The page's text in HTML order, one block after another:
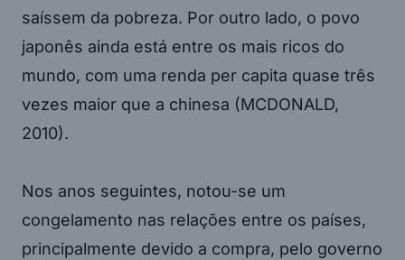
saíssem da pobreza. Por outro lado, o povo
japonês ainda está entre os mais ricos do
mundo, com uma renda per capita quase três
vezes maior que a chinesa (MCDONALD,
2010).
Nos anos seguintes, notou-se um
congelamento nas relações entre os países,
principalmente devido a compra, pelo governo